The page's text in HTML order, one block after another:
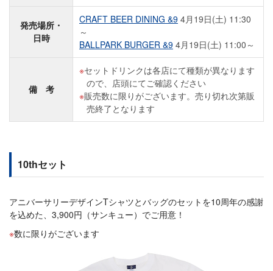
発売場所・
日時
CRAFT BEER DINING &9 4月19日(土) 11:30
～
BALLPARK BURGER &9 4月19日(土) 11:00～
備 考
セットドリンクは各店にて種類が異なります
ので、店頭にてご確認ください
販売数に限りがございます。売り切れ次第販
売終了となります
10thセット
アニバーサリーデザインTシャツとバッグのセットを10周年の感謝
を込めた、3,900円（サンキュー）でご用意！
数に限りがございます